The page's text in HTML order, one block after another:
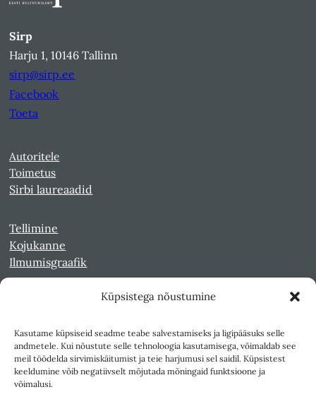
Küpsistega nõustumine
Kasutame küpsiseid seadme teabe salvestamiseks ja ligipääsuks selle
andmetele. Kui nõustute selle tehnoloogia kasutamisega, võimaldab see
meil töödelda sirvimiskäitumist ja teie harjumusi sel saidil. Küpsistest
keeldumine võib negatiivselt mõjutada mõningaid funktsioone ja
võimalusi.
Sirp
Harju 1, 10146 Tallinn
sirp@sirp.ee
Facebook
Toeta
Autoritele
Toimetus
Sirbi laureaadid
Tellimine
Kojukanne
Ilmumisgraafik
Kultuurileht 1994-1997
Reede 1989-1990
Sirp ja Vasar 1940-1989